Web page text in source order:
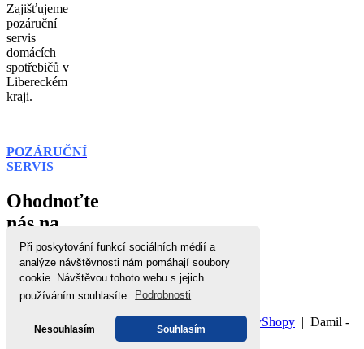
Při poskytování funkcí sociálních médií a
analýze návštěvnosti nám pomáhají soubory
cookie. Návštěvou tohoto webu s jejich
používáním souhlasíte.
Podrobnosti
Nesouhlasím Souhlasím
Zajišťujeme
pozáruční
servis
domácích
spotřebičů v
Libereckém
kraji.
POZÁRUČNÍ
SERVIS
Ohodnoťte
nás na
zbozi.cz
Nahoru Mapa stránek Tisk WebyShopy | Damil -
Bílá technika